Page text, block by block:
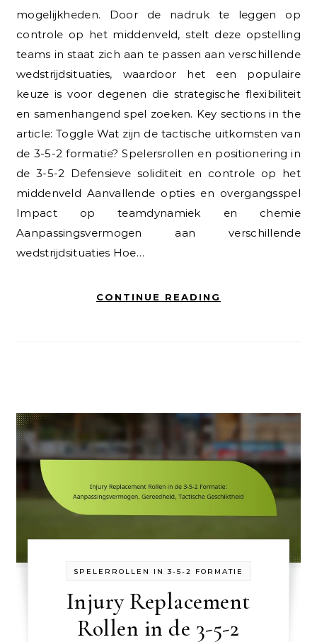
mogelijkheden. Door de nadruk te leggen op
controle op het middenveld, stelt deze opstelling
teams in staat zich aan te passen aan verschillende
wedstrijdsituaties, waardoor het een populaire
keuze is voor degenen die strategische flexibiliteit
en samenhangend spel zoeken. Key sections in the
article: Toggle Wat zijn de tactische uitkomsten van
de 3-5-2 formatie? Spelersrollen en positionering in
de 3-5-2 Defensieve soliditeit en controle op het
middenveld Aanvallende opties en overgangsspel
Impact op teamdynamiek en chemie
Aanpassingsvermogen aan verschillende
wedstrijdsituaties Hoe…
CONTINUE READING
SPELERROLLEN IN 3-5-2 FORMATIE
Injury Replacement
Rollen in de 3-5-2